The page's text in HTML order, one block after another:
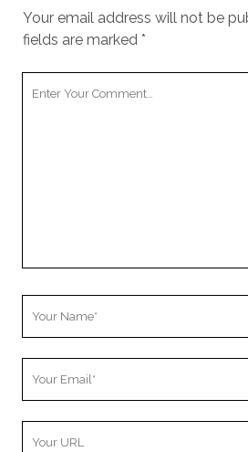
Your email address will not be
fields are marked *